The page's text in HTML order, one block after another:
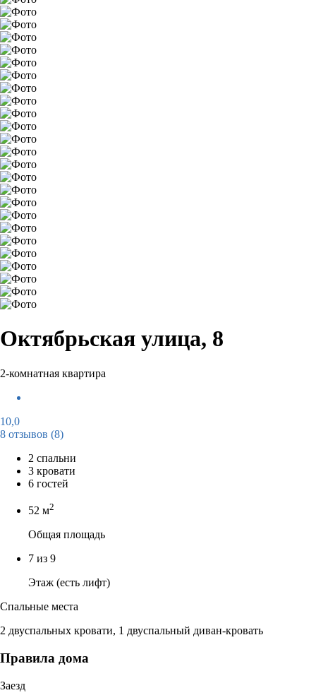
Октябрьская улица, 8
2-комнатная квартира
10,0
8 отзывов (8)
2 спальни
3 кровати
6 гостей
52 м2
Общая площадь
7 из 9
Этаж (есть лифт)
Спальные места
2 двуспальных кровати, 1 двуспальный диван-кровать
Правила дома
Заезд